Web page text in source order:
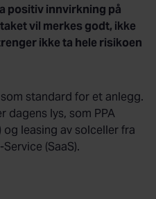
positiv innvirkning på
vil merkes godt, ikke
ikke ta hele risikoen
standard for et anlegg.
dagens lys, som PPA
og leasing av solceller fra
(SaaS).